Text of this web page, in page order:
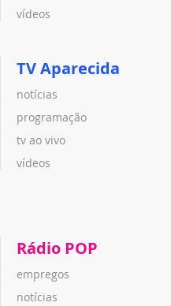
vídeos
TV Aparecida
notícias
programação
tv ao vivo
vídeos
Rádio POP
empregos
notícias